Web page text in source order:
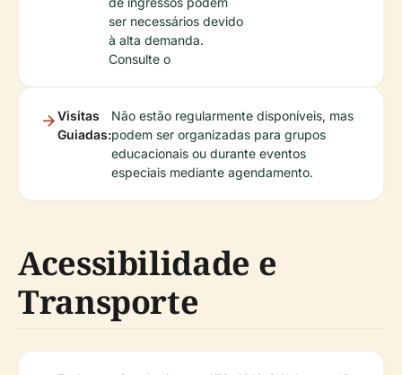
ser necessários devido
à alta demanda.
Consulte o
Visitas
Guiadas:
Não estão regularmente disponíveis, mas
podem ser organizadas para grupos
educacionais ou durante eventos
especiais mediante agendamento.
Acessibilidade e
Transporte